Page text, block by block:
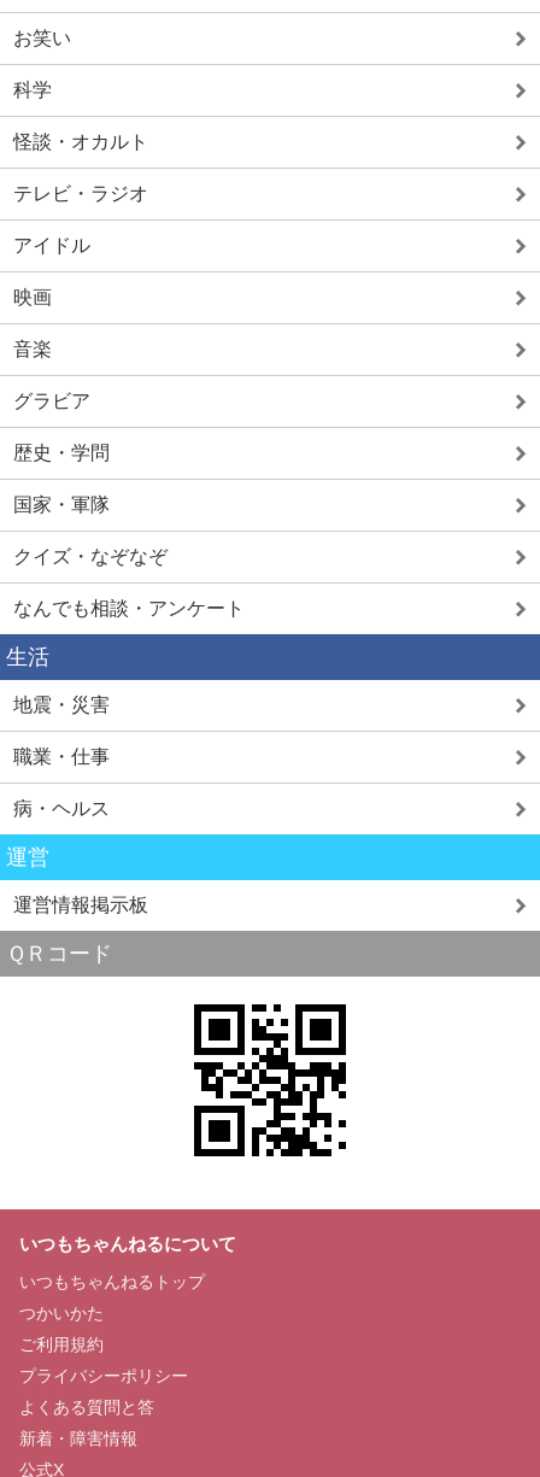
お笑い
科学
怪談・オカルト
テレビ・ラジオ
アイドル
映画
音楽
グラビア
歴史・学問
国家・軍隊
クイズ・なぞなぞ
なんでも相談・アンケート
生活
地震・災害
職業・仕事
病・ヘルス
運営
運営情報掲示板
ＱＲコード
いつもちゃんねるについて
いつもちゃんねるトップ
つかいかた
ご利用規約
プライバシーポリシー
よくある質問と答
新着・障害情報
公式X